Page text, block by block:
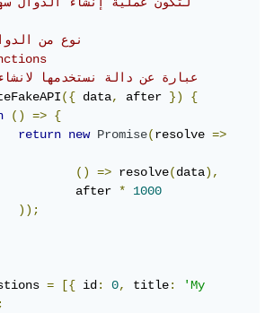
// نوع من
// عبارة عن دالة نستخدمها
({ data, after })
{
() =>
{
return
new Promise(resolve =>
()
=> resolve(data),
			after
*
1000
));
= [{ id: 0, title:
'My